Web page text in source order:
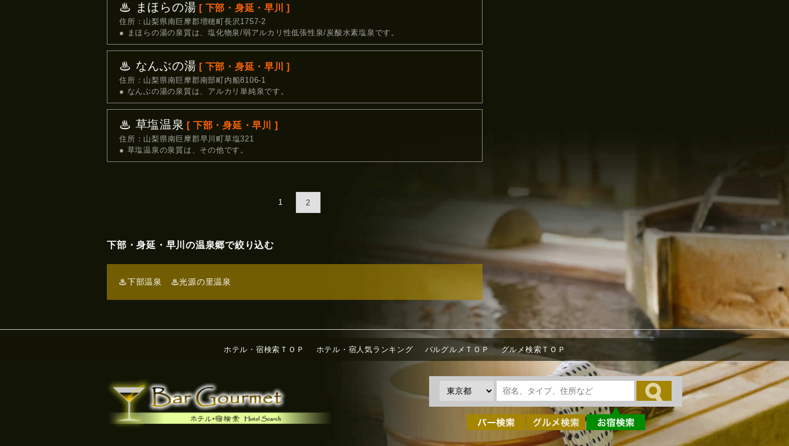
♨ まほらの湯 [ 下部・身延・早川 ]
住所：山梨県南巨摩郡増穂町長沢1757-2
● まほらの湯の泉質は、塩化物泉/弱アルカリ性低張性泉/炭酸水素塩泉です。
♨ なんぶの湯 [ 下部・身延・早川 ]
住所：山梨県南巨摩郡南部町内船8106-1
● なんぶの湯の泉質は、アルカリ単純泉です。
♨ 草塩温泉 [ 下部・身延・早川 ]
住所：山梨県南巨摩郡早川町草塩321
● 草塩温泉の泉質は、その他です。
1 2
下部・身延・早川の温泉郷で絞り込む
♨下部温泉 ♨光源の里温泉
ホテル・宿検索ＴＯＰ ホテル・宿人気ランキング バルグルメＴＯＰ グルメ検索ＴＯＰ